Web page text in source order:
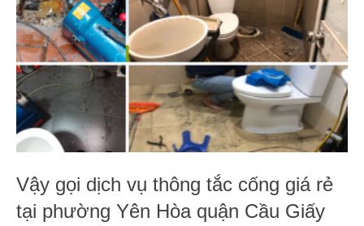
Vậy gọi dịch vụ thông tắc cống giá rẻ
tại phường Yên Hòa quận Cầu Giấy